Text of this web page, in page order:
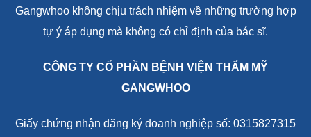
Gangwhoo không chịu trách nhiệm về những trường hợp
tự ý áp dụng mà không có chỉ định của bác sĩ.
CÔNG TY CỔ PHẦN BỆNH VIỆN THẨM MỸ
GANGWHOO
Giấy chứng nhận đăng ký doanh nghiệp số: 0315827315